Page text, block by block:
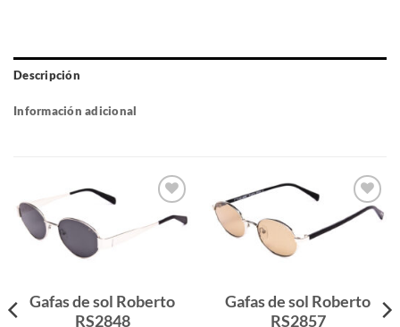
Descripción
Información adicional
Gafas
de sol
Gafas de sol Roberto
RS2848
Gafas
Gafas de sol Roberto
RS2857